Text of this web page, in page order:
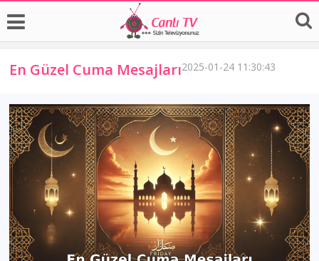
En Güzel Cuma Mesajları2025-01-24 11:30:43